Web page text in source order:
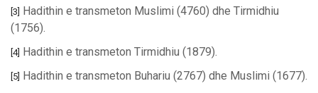
[3]
Hadithin e transmeton Muslimi (4760) dhe Tirmidhiu
(1756).
[4] Hadithin e transmeton Tirmidhiu (1879).
[5] Hadithin e transmeton Buhariu (2767) dhe Muslimi (1677).